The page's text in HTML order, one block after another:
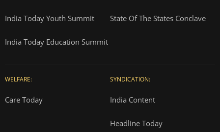
India Today Youth Summit State Of The States Conclave
India Today Education Summit
WELFARE:
Care Today
SYNDICATION:
India Content
Headline Today